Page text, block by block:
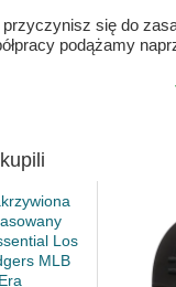
się do
podążamy